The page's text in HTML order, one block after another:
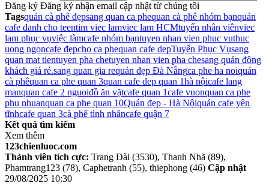
Đăng ký Đăng ký nhận email cập nhật từ chúng tôi
Tagsquán cà phê đẹpsang quan ca phequan cà phê nhóm bạnquán
cafe danh cho teentim viec lamviec lam HCMtuyển nhân viênviec
lam phục vụviệc làmcafe nhóm bạntuyen nhan vien phuc vuthuc
uong ngoncafe đẹpcho ca phequan cafe depTuyển Phục Vụsang
quan mat tientuyen pha chetuyen nhan vien pha chesang quán đông
khách giá rẻ.sang quan gia requán đẹp Đà Nẵngca phe ha noiquán
cà phêquan ca phe quan 3quan cafe dep quan 1hà nộicafe lang
manquan cafe 2 nguoiđồ ăn vặtcafe quan 1cafe vuonquan ca phe
phu nhuanquan ca phe quan 10Quán đẹp - Hà Nộiquán cafe yên
tĩnhcafe quan 3cà phê tình nhâncafe quận 7
Kết quả tìm kiếm
Xem thêm
123chienluoc.com
Thành viên tích cực: Trang Đài (3530), Thanh Nhã (89),
Phamtrang123 (78), Caphetranh (55), thiephong (46) Cập nhật
29/08/2025 10:30